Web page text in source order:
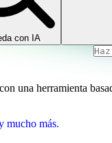
con IA
una herramienta
mucho más.